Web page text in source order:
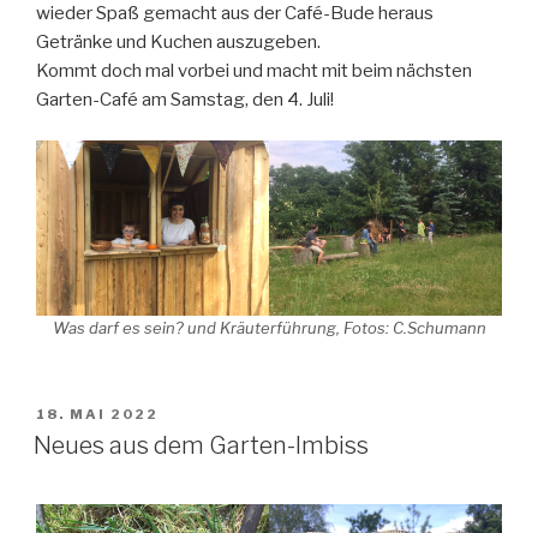
wieder Spaß gemacht aus der Café-Bude heraus
Getränke und Kuchen auszugeben.
Kommt doch mal vorbei und macht mit beim nächsten
Garten-Café am Samstag, den 4. Juli!
Was darf es sein? und Kräuterführung, Fotos: C.Schumann
VERÖFFENTLICHT
AM
18. MAI 2022
Neues aus dem Garten-Imbiss